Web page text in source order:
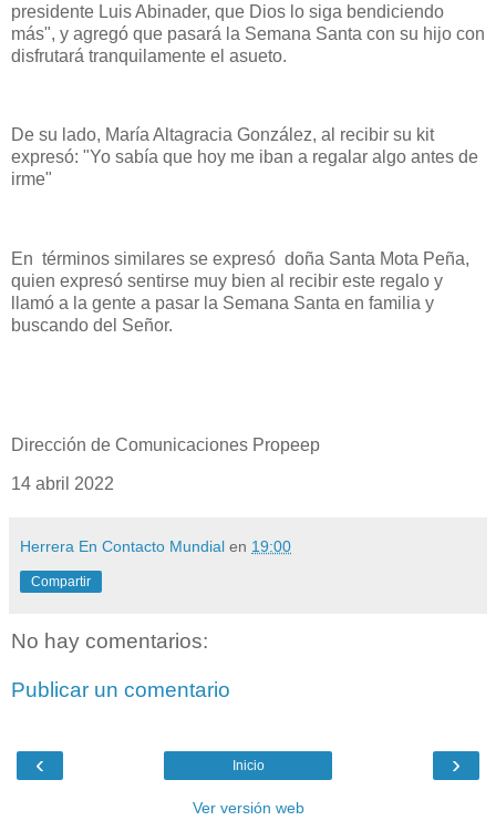
presidente Luis Abinader, que Dios lo siga bendiciendo
más", y agregó que pasará la Semana Santa con su hijo con
disfrutará tranquilamente el asueto.
De su lado, María Altagracia González, al recibir su kit
expresó: "Yo sabía que hoy me iban a regalar algo antes de
irme"
En términos similares se expresó doña Santa Mota Peña,
quien expresó sentirse muy bien al recibir este regalo y
llamó a la gente a pasar la Semana Santa en familia y
buscando del Señor.
Dirección de Comunicaciones Propeep
14 abril 2022
Herrera En Contacto Mundial en 19:00
Compartir
No hay comentarios:
Publicar un comentario
‹ ›
Inicio
Ver versión web